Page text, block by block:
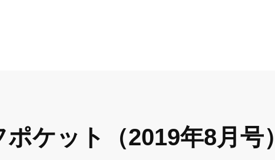
ケット（2019年8月号）